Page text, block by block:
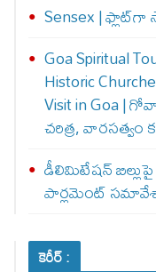
Sensex | ఫ్లాట్‌గా
Goa Spiritual
Historic
Visit in Goa |
చరిత్ర, వారసత్వం
డీలిమిటేషన్ బిల్లుపై
పార్లమెంట్
కెరీర్ :